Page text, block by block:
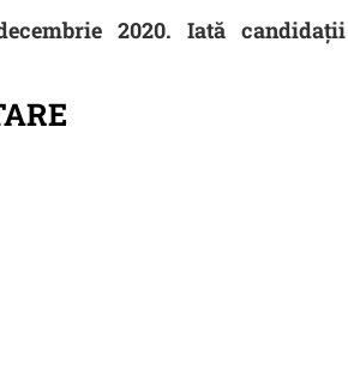
2020. Iată candidaţii